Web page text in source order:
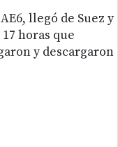
llegó de Suez y
horas que
y descargaron